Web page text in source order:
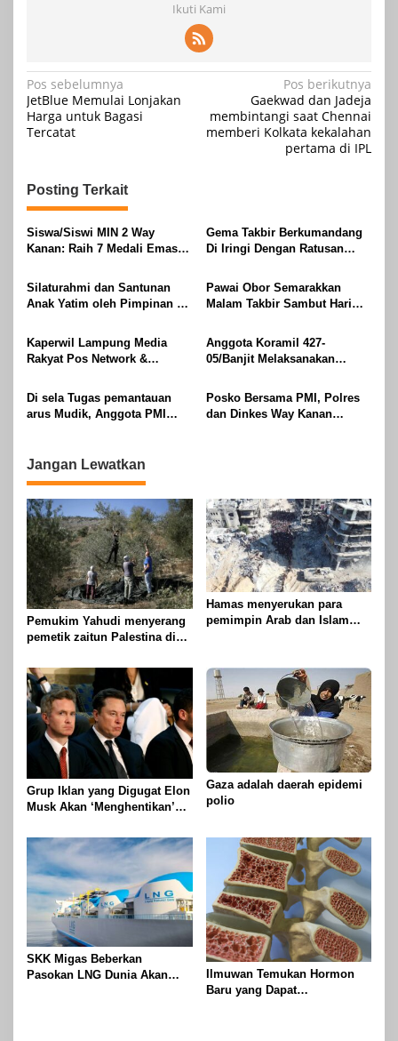
Ikuti Kami
Navigasi
pos
Pos sebelumnya
JetBlue Memulai Lonjakan
Harga untuk Bagasi
Tercatat
Pos berikutnya
Gaekwad dan Jadeja
membintangi saat Chennai
memberi Kolkata kekalahan
pertama di IPL
Posting Terkait
Siswa/Siswi MIN 2 Way
Kanan: Raih 7 Medali Emas
Gubernur Lampung Cup 2
Taekwondo Championship
Gema Takbir Berkumandang
Di Iringi Dengan Ratusan
Rayakan Kemenangan Idul
Fitri 1447 H
Silaturahmi dan Santunan
Anak Yatim oleh Pimpinan PT
Idul Fitri di Way Kanan
Pawai Obor Semarakkan
Malam Takbir Sambut Hari
M, Di Kampung Simpang
Asam, Kecamatan Banjit
Kaperwil Lampung Media
Rakyat Pos Network &
Network,Tergabung Di Forum
DPC KWRI, Way Kanan :
Mengucapkan Selamat Hari
Anggota Koramil 427-
05/Banjit Melaksanakan
ogoh Di Wilayah Bali Sadhar,
Kecamatan Banjit
Di sela Tugas pemantauan
arus Mudik, Anggota PMI
Demi Selamatkan Nyawa
Bocah 7 Tahun
Posko Bersama PMI, Polres
dan Dinkes Way Kanan
Jangan Lewatkan
Pemukim Yahudi menyerang
pemetik zaitun Palestina di
Hamas menyerukan para
pemimpin Arab dan Islam
genosida di Gaza
Grup Iklan yang Digugat Elon
Musk Akan ‘Menghentikan’
Gaza adalah daerah epidemi
polio
SKK Migas Beberkan
Pasokan LNG Dunia Akan
Ilmuwan Temukan Hormon
Baru yang Dapat